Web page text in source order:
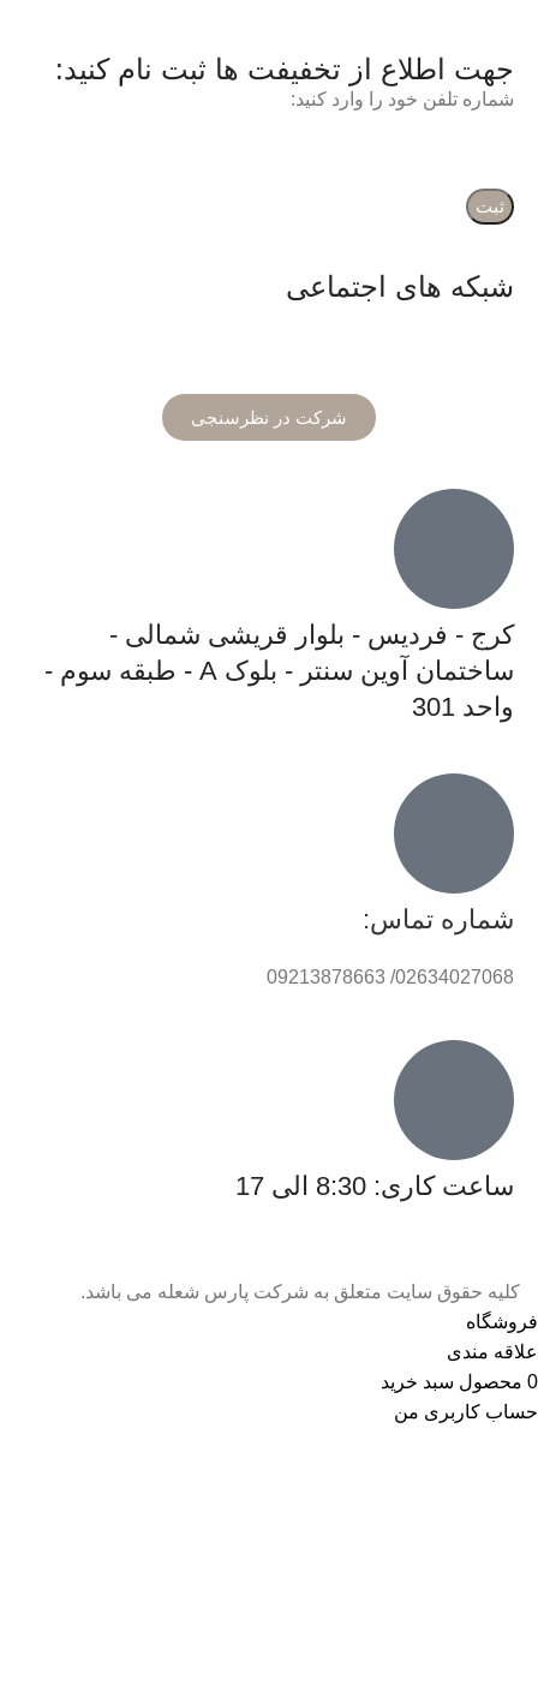
جهت اطلاع از تخفیفت ها ثبت نام کنید:
شماره تلفن خود را وارد کنید:
شبکه های اجتماعی
شرکت در نظرسنجی
کرج - فردیس - بلوار قریشی شمالی -
ساختمان آوین سنتر - بلوک A - طبقه سوم -
واحد 301
شماره تماس:
02634027068/ 09213878663
ساعت کاری: 8:30 الی 17
کلیه حقوق سایت متعلق به شرکت پارس شعله می باشد.
فروشگاه
علاقه مندی
0 محصول سبد خرید
حساب کاربری من